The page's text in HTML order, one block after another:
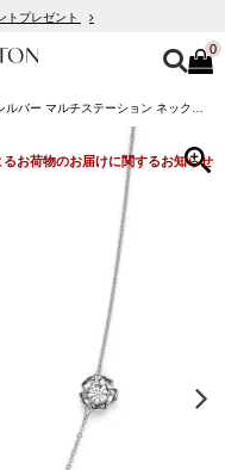
トプレゼント
け
トプレゼント
0
ー マルチステーション ネックレス